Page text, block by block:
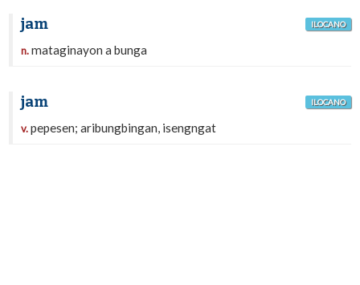
jam ILOCANO
n.mataginayon a bunga
jam ILOCANO
v.pepesen; aribungbingan, isengngat